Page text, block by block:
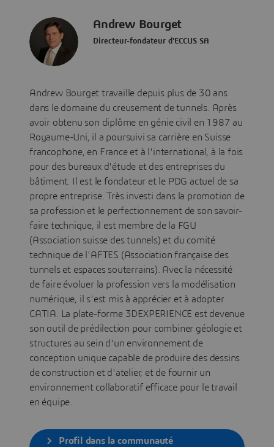
Andrew Bourget
Directeur-fondateur d'ECCUS SA
Andrew Bourget travaille depuis plus de 30 ans
dans le domaine du creusement de tunnels. Après
avoir obtenu son diplôme en génie civil en 1987 au
Royaume-Uni, il a poursuivi sa carrière en Suisse
francophone, en France et à l'international, à la fois
pour des bureaux d'étude et des entreprises du
bâtiment. Il est le fondateur et le PDG actuel de sa
propre entreprise. Très investi dans la promotion de
sa profession et le perfectionnement de son savoir-
faire technique, il est membre de la FGU
(Association suisse des tunnels) et du comité
technique de l'AFTES (Association française des
tunnels et espaces souterrains). Avec la nécessité
de faire évoluer la profession vers la modélisation
numérique, il s'est mis à apprécier et à adopter
CATIA. La plate-forme 3DEXPERIENCE est devenue
son outil de prédilection pour combiner géologie et
structures au sein d'un environnement de
conception unique capable de produire des dessins
de construction et d'atelier, et de fournir un
environnement collaboratif efficace pour le travail
en équipe.
Profil dans la communauté